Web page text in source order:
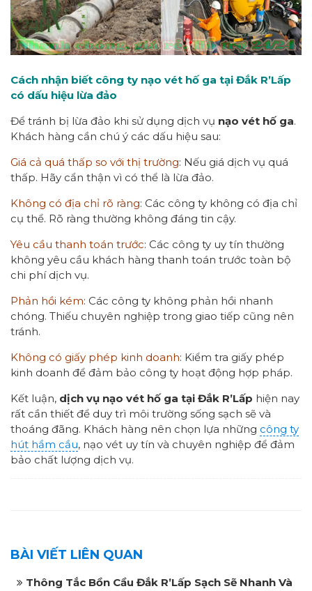
Cách nhận biết công ty nạo vét hố ga tại Đắk R’Lấp
có dấu hiệu lừa đảo
Để tránh bị lừa đảo khi sử dụng dịch vụ nạo vét hố ga.
Khách hàng cần chú ý các dấu hiệu sau:
Giá cả quá thấp so với thị trường: Nếu giá dịch vụ quá
thấp. Hãy cẩn thận vì có thể là lừa đảo.
Không có địa chỉ rõ ràng: Các công ty không có địa chỉ
cụ thể. Rõ ràng thường không đáng tin cậy.
Yêu cầu thanh toán trước: Các công ty uy tín thường
không yêu cầu khách hàng thanh toán trước toàn bộ
chi phí dịch vụ.
Phản hồi kém: Các công ty không phản hồi nhanh
chóng. Thiếu chuyên nghiệp trong giao tiếp cũng nên
tránh.
Không có giấy phép kinh doanh: Kiểm tra giấy phép
kinh doanh để đảm bảo công ty hoạt động hợp pháp.
Kết luận, dịch vụ nạo vét hố ga tại Đắk R’Lấp hiện nay
rất cần thiết để duy trì môi trường sống sạch sẽ và
thoáng đãng. Khách hàng nên chọn lựa những công ty
hút hầm cầu, nạo vét uy tín và chuyên nghiệp để đảm
bảo chất lượng dịch vụ.
BÀI VIẾT LIÊN QUAN
Thông Tắc Bồn Cầu Đắk R’Lấp Sạch Sẽ Nhanh Và